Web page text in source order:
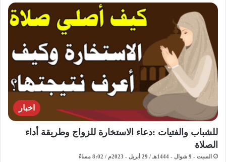
اخبار
للشباب والفتيات :دعاء الاستخارة للزواج وطريقة أداء
الصلاة
السبت - 9 شوال - 1444هـ / 29 أبريل - 2023م / 8:02 مساءً